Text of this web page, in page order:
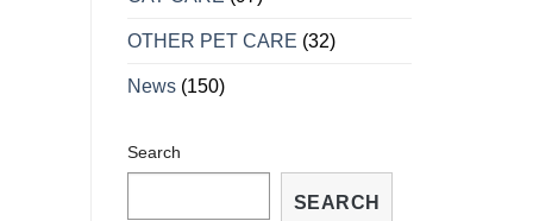
TẠI
OTHER PET CARE (32)
News (150)
Search
SEARCH